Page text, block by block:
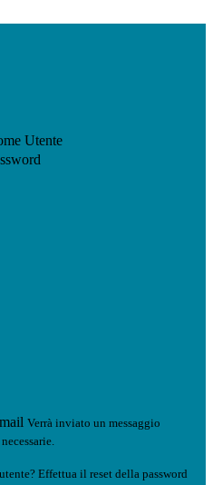
Utente
Verrà inviato un messaggio
Effettua il reset della password